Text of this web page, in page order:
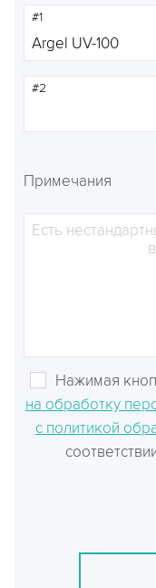
#1
#2
Примечания
Нажимая
на обработку
с политикой